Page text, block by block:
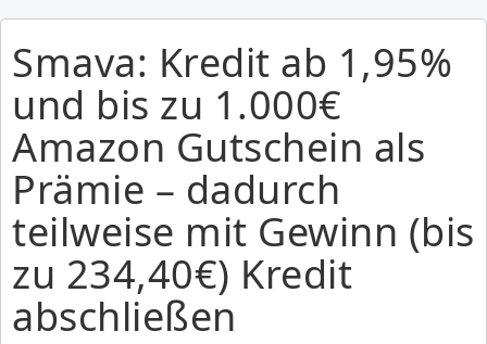
Smava: Kredit ab 1,95%
und bis zu 1.000€
Amazon Gutschein als
Prämie – dadurch
teilweise mit Gewinn (bis
zu 234,40€) Kredit
abschließen